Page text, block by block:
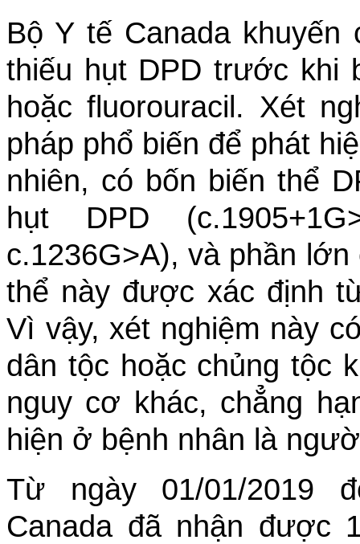
Bộ Y tế Canada
thiếu hụt DPD trước khi
hoặc fluorouracil. Xét
pháp phổ biến để phát
nhiên, có bốn biến thể
hụt DPD
c.1236G>A), và phần
thể này được xác định
Vì vậy, xét nghiệm này
dân tộc hoặc chủng tộc
nguy cơ khác, chẳng
hiện ở bệnh nhân là
Từ ngày 01/01/2019
Canada đã nhận được